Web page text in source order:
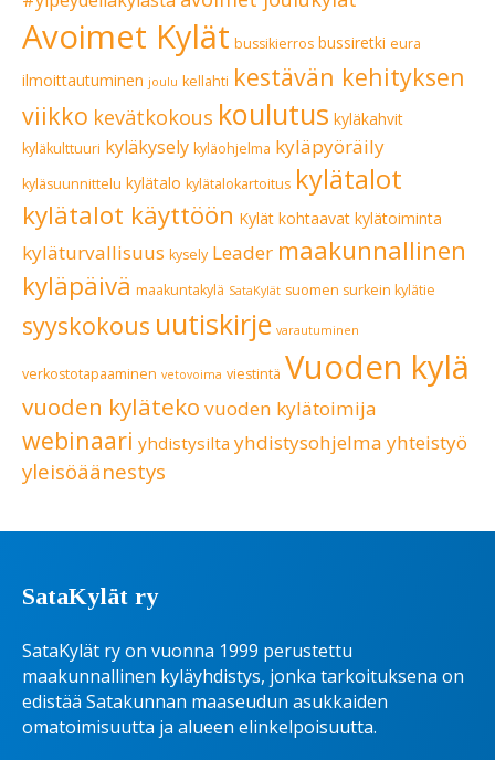
Avoimet Kylät bussikierros bussiretki eura
ilmoittautuminen joulu kellahti kestävän kehityksen
viikko kevätkokous koulutus kyläkahvit
kyläkulttuuri kyläkysely kyläohjelma kyläpyöräily
kyläsuunnittelu kylätalo kylätalokartoitus kylätalot
kylätalot käyttöön Kylät kohtaavat kylätoiminta
kyläturvallisuus kysely Leader maakunnallinen
kyläpäivä maakuntakylä SataKylät suomen surkein kylätie
syyskokous uutiskirje varautuminen
verkostotapaaminen vetovoima viestintä Vuoden kylä
vuoden kyläteko vuoden kylätoimija
webinaari yhdistysilta yhdistysohjelma yhteistyö
yleisöäänestys
SataKylät ry
SataKylät ry on vuonna 1999 perustettu
maakunnallinen kyläyhdistys, jonka tarkoituksena on
edistää Satakunnan maaseudun asukkaiden
omatoimisuutta ja alueen elinkelpoisuutta.